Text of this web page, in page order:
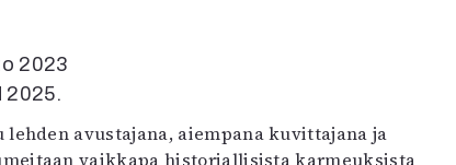
2023
2025.
avustajana, aiempana kuvittajana ja
vaikkapa historiallisista karmeuksista